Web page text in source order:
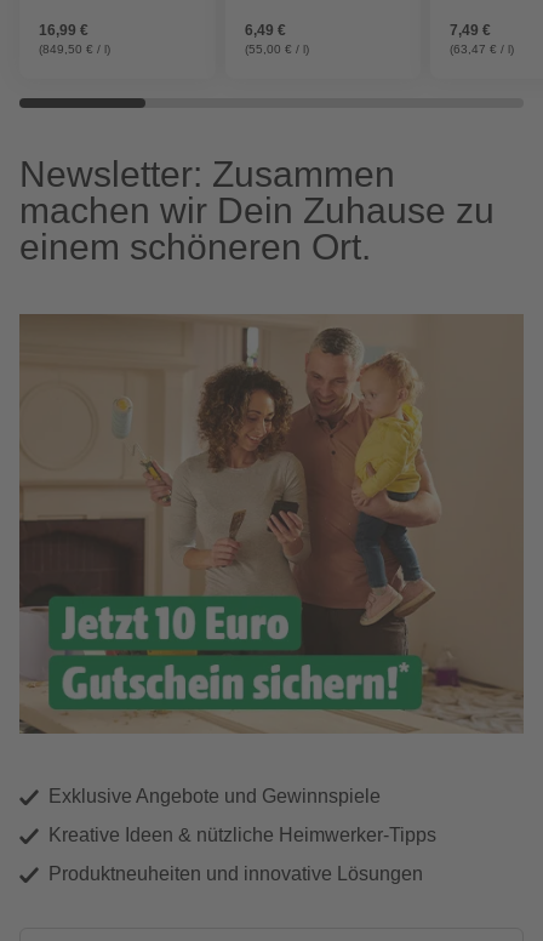
16,99 €
(849,50 € / l)
6,49 €
(55,00 € / l)
7,49 €
(63,47 € / l)
Newsletter: Zusammen
machen wir Dein Zuhause zu
einem schöneren Ort.
Exklusive Angebote und Gewinnspiele
Kreative Ideen & nützliche Heimwerker-Tipps
Produktneuheiten und innovative Lösungen